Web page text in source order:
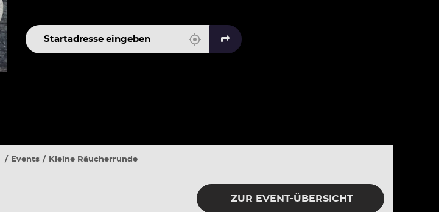
Suchbegriff
Events Kleine Räucherrunde
ZUR EVENT-ÜBERSICHT